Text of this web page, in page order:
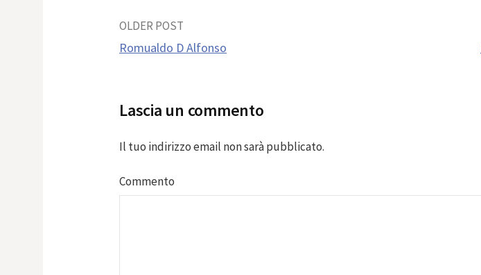
Post
OLDER POST
Romualdo D Alfonso
Lascia un commento
Il tuo indirizzo email non sarà pubblicato.
Commento